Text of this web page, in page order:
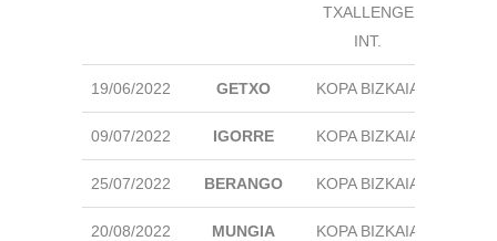
TXALLENGE
INT.
19/06/2022 GETXO KOPA BIZKAIA
09/07/2022 IGORRE KOPA BIZKAIA
25/07/2022 BERANGO KOPA BIZKAIA
20/08/2022 MUNGIA KOPA BIZKAIA